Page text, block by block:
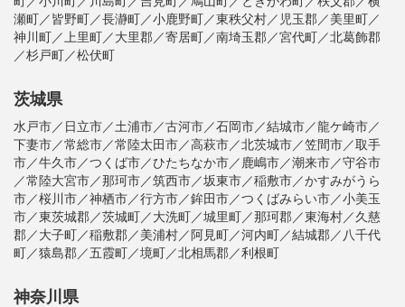
瀬町／皆野町／長瀞町／小鹿野町／東秩父村／児玉郡／美里町／
神川町／上里町／大里郡／寄居町／南埼玉郡／宮代町／北葛飾郡
／杉戸町／松伏町
茨城県
水戸市／日立市／土浦市／古河市／石岡市／結城市／龍ケ崎市／
下妻市／常総市／常陸太田市／高萩市／北茨城市／笠間市／取手
市／牛久市／つくば市／ひたちなか市／鹿嶋市／潮来市／守谷市
／常陸大宮市／那珂市／筑西市／坂東市／稲敷市／かすみがうら
市／桜川市／神栖市／行方市／鉾田市／つくばみらい市／小美玉
市／東茨城郡／茨城町／大洗町／城里町／那珂郡／東海村／久慈
郡／大子町／稲敷郡／美浦村／阿見町／河内町／結城郡／八千代
町／猿島郡／五霞町／境町／北相馬郡／利根町
神奈川県